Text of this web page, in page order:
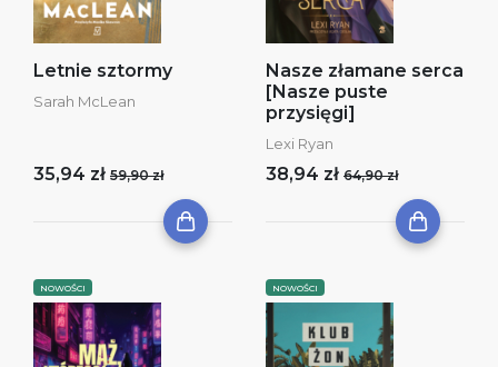
Letnie sztormy
Sarah McLean
35,94 zł 59,90 zł
Nasze złamane serca
[Nasze puste
przysięgi]
Lexi Ryan
38,94 zł 64,90 zł
NOWOŚCI NOWOŚCI